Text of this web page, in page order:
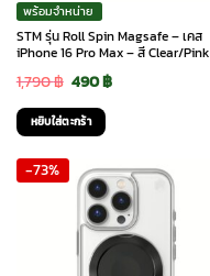
พร้อมจำหน่าย
STM รุ่น Roll Spin Magsafe – เคส
iPhone 16 Pro Max – สี Clear/Pink
1,790฿ Original
price
was:
1,790 ฿.
490฿Current
490 ฿.
หยิบใส่ตะกร้า
-73%